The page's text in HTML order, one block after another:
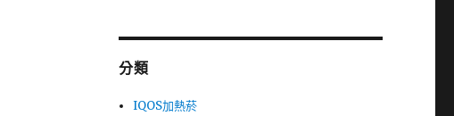
分類
IQOS加熱菸